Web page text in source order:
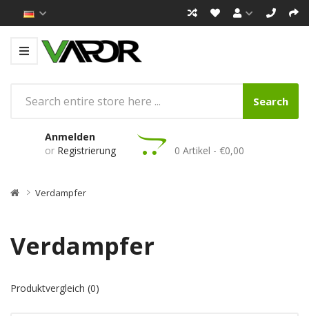
Search
Anmelden
or Registrierung 0 Artikel - €0,00
Verdampfer
Verdampfer
Produktvergleich (0)